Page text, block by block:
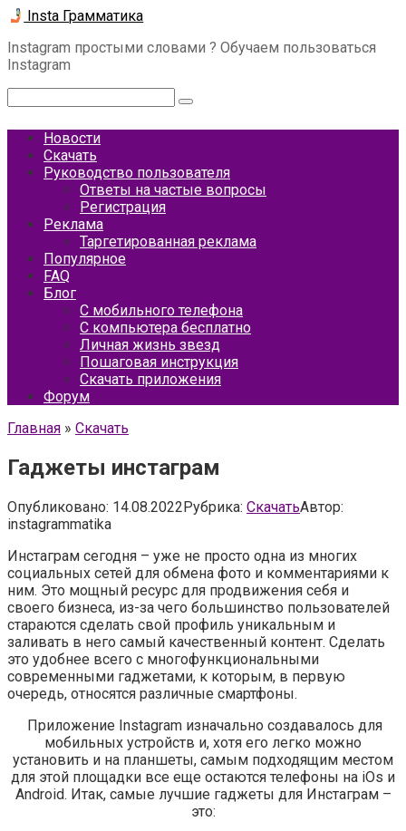
Перейти
контенту
Insta Грамматика
Instagram простыми словами ? Обучаем пользоваться
Instagram
Новости
Скачать
Руководство пользователя
Ответы на частые вопросы
Регистрация
Реклама
Таргетированная реклама
Популярное
FAQ
Блог
С мобильного телефона
С компьютера бесплатно
Личная жизнь звезд
Пошаговая инструкция
Скачать приложения
Форум
Главная » Скачать
Гаджеты инстаграм
Опубликовано: 14.08.2022Рубрика: СкачатьАвтор:
instagrammatika
Инстаграм сегодня – уже не просто одна из многих
социальных сетей для обмена фото и комментариями к
ним. Это мощный ресурс для продвижения себя и
своего бизнеса, из-за чего большинство пользователей
стараются сделать свой профиль уникальным и
заливать в него самый качественный контент. Сделать
это удобнее всего с многофункциональными
современными гаджетами, к которым, в первую
очередь, относятся различные смартфоны.
Приложение Instagram изначально создавалось для
мобильных устройств и, хотя его легко можно
установить и на планшеты, самым подходящим местом
для этой площадки все еще остаются телефоны на iOs и
Android. Итак, самые лучшие гаджеты для Инстаграм –
это: